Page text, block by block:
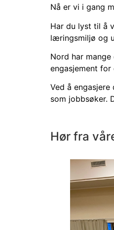
Nå er vi i gang
Har du lyst til å
læringsmiljø og
Nord har
engasjement
Ved å
som jobbsøker.
Hør fra